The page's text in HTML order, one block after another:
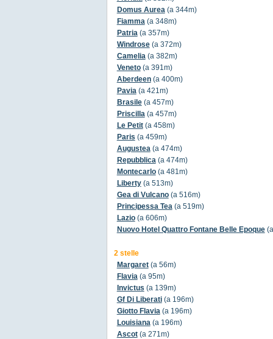
Domus Aurea(a 344m)
Fiamma(a 348m)
Patria(a 357m)
Windrose(a 372m)
Camelia(a 382m)
Veneto(a 391m)
Aberdeen(a 400m)
Pavia(a 421m)
Brasile(a 457m)
Priscilla(a 457m)
Le Petit(a 458m)
Paris (a 459m)
Augustea(a 474m)
Repubblica(a 474m)
Montecarlo(a 481m)
Liberty(a 513m)
Gea di Vulcano(a 516m)
Principessa Tea(a 519m)
Lazio(a 606m)
Nuovo Hotel Quattro Fontane Belle Epoque
2 stelle
Margaret(a 56m)
Flavia(a 95m)
Invictus (a 139m)
Gf Di Liberati(a 196m)
Giotto Flavia(a 196m)
Louisiana(a 196m)
Ascot(a 271m)